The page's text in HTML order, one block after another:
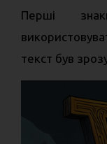
Перші
текст був